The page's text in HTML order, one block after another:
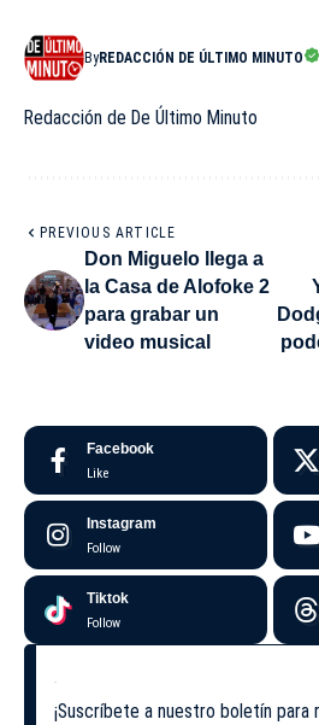
ByREDACCIÓN DE ÚLTIMO MINUTO
Redacción de De Último Minuto
PREVIOUS ARTICLE
Don Miguelo llega a
la Casa de Alofoke 2
para grabar un
video musical
Facebook
Like
Instagram
Follow
Tiktok
Follow
¡Suscríbete a nuestro boletín para